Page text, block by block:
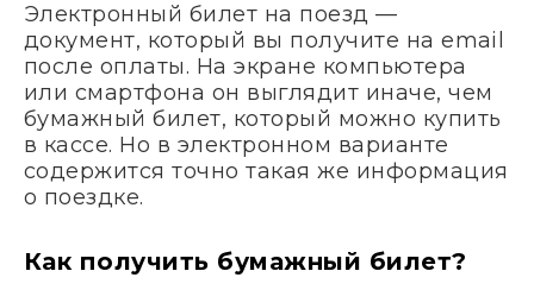
Электронный билет на поезд —
документ, который вы получите на email
после оплаты. На экране компьютера
или смартфона он выглядит иначе, чем
бумажный билет, который можно купить
в кассе. Но в электронном варианте
содержится точно такая же информация
о поездке.
Как получить бумажный билет?